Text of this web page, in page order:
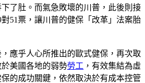
了肚。而氣急敗壞的川普，此後則接
51票，讓川普的健保「改革」法案胎
應乎人心所推出的歐式健保，再次取
美國各地的弱勢勞工 ，有效集結為虛
的成功關鍵，依然取決於有成本控管